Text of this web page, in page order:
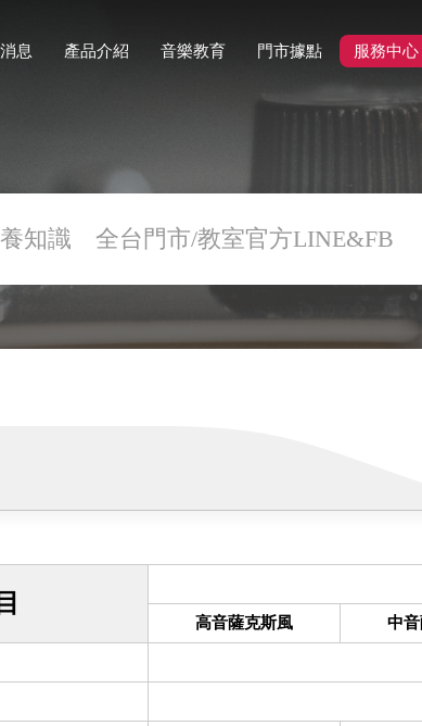
息 產品介紹 音樂教育 門市據點 服務中心
知識 全台門市/教室官方LINE&FB
高音薩克斯風 中